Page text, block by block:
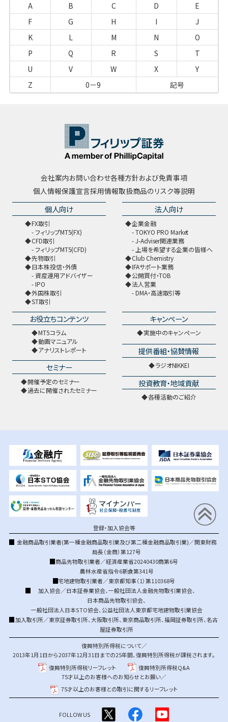
A B C D
E
F
G H I
J
K
L M N
O
P
Q R S
T
U
V W X
Y
Z
0－9 記号
会社案内お問い合わせ各種方針および免責事項
個人情報保護宣言採用情報取扱商品のリスク等説明
個人向け
FX取引
フィリップMT5(FX)
CFD取引
フィリップMT5(CFD)
先物取引
日本株投信・外債
資産運用アドバイザー
IPO
外国株取引
ST取引
法人向け
企業金融
TOKYO PRO Market
J-Adviser関連業務
上場を希望する企業の皆様へ
Club Chemistry
IFAサポート業務
公開買付・TOB
法人営業
DMA・高速取引等
お役立ちコンテンツ
MT5コラム
動画マニュアル
アナリストレポート
セミナー
開催予定のセミナー
過去に開催されたセミナー
キャンペーン
実施中のキャンペーン
提供番組・協賛情報
ラジオNIKKEI
投資教育・地域貢献
各種活動のご紹介
登録・加入協会等
金融商品取引業者(第一種金融商品取引業及び第二種金融商品取引業)／関東財務
局長（金商）第127号
商品先物取引業者／経済産業省20240430商第6号
農林水産省指令6新食第341号
宅地建物取引業者／東京都知事（1）第110368号
加入協会／日本証券業協会、 一般社団法人金融先物取引業協会、
日本商品先物取引協会、
一般社団法人日本STO協会、 公益社団法人東京都宅地建物取引業協会
加入取引所／東京証券取引所、大阪取引所、 東京商品取引所、福岡証券取引所、名古
屋証券取引所
復興特別所得税について／
2013年1月1日から2037年12月31日までの25年間、復興特別所得税が課税されます。
復興特別所得税リーフレット
復興特別所得税Q&A
75才以上のお客様へのお知らせとお願い／
75才以上のお客様との取引に関するリーフレット
FOLLOW US